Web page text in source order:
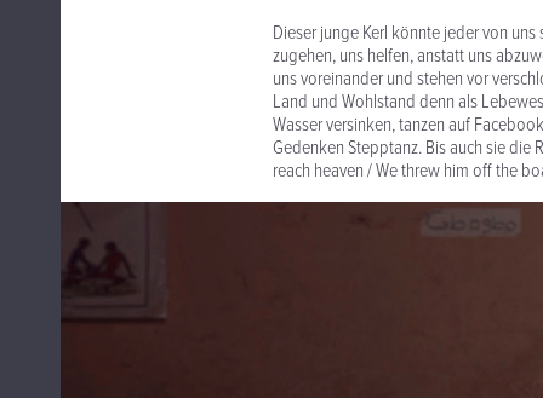
Dieser junge Kerl könnte jeder von
zugehen, uns helfen, anstatt uns
uns voreinander und stehen vor
Land und Wohlstand denn als
Wasser versinken, tanzen auf
Gedenken Stepptanz. Bis auch sie
reach heaven / We threw him off the